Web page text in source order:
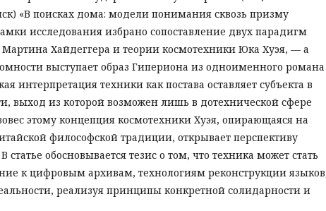
«В поисках дома: модели понимания сквозь призму
исследования избрано сопоставление двух парадигм
Хайдеггера и теории космотехники Юка Хуэя, — а
выступает образ Гипериона из одноименного романа
интерпретация техники как постава оставляет субъекта в
выход из которой возможен лишь в дотехнической сфере
этому концепция космотехники Хуэя, опирающаяся на
философской традиции, открывает перспективу
обосновывается тезис о том, что техника может стать
к цифровым архивам, технологиям реконструкции
реализуя принципы конкретной солидарности и